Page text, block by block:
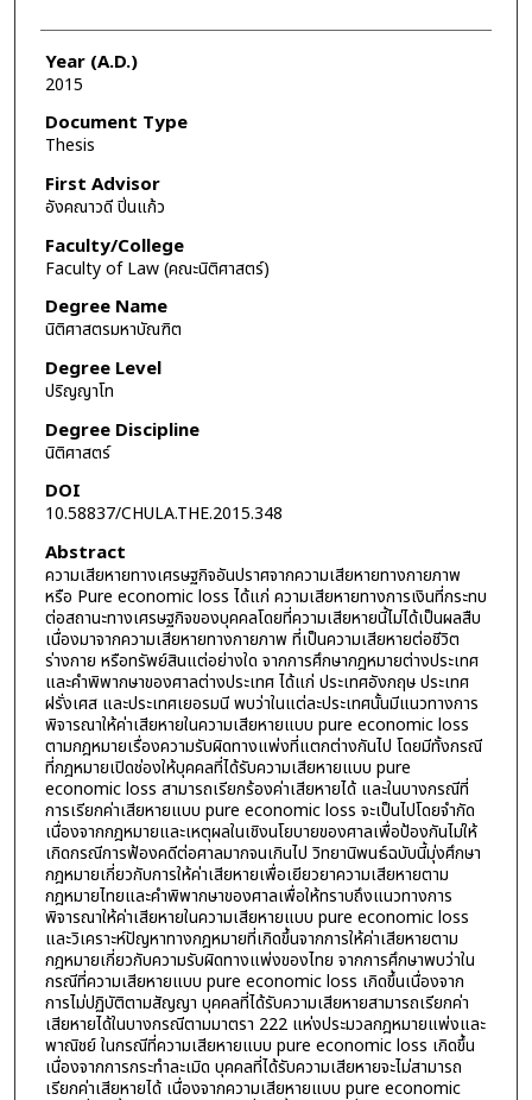
Year (A.D.)
2015
Document Type
Thesis
First Advisor
อังคณาวดี ปิ่นแก้ว
Faculty/College
Faculty of Law (คณะนิติศาสตร์)
Degree Name
นิติศาสตรมหาบัณฑิต
Degree Level
ปริญญาโท
Degree Discipline
นิติศาสตร์
DOI
10.58837/CHULA.THE.2015.348
Abstract
ความเสียหายทางเศรษฐกิจอันปราศจากความเสียหายทางกายภาพ
หรือ Pure economic loss ได้แก่ ความเสียหายทางการเงินที่กระทบ
ต่อสถานะทางเศรษฐกิจของบุคคลโดยที่ความเสียหายนี้ไม่ได้เป็นผลสืบ
เนื่องมาจากความเสียหายทางกายภาพ ที่เป็นความเสียหายต่อชีวิต
ร่างกาย หรือทรัพย์สินแต่อย่างใด จากการศึกษากฎหมายต่างประเทศ
และคำพิพากษาของศาลต่างประเทศ ได้แก่ ประเทศอังกฤษ ประเทศ
ฝรั่งเศส และประเทศเยอรมนี พบว่าในแต่ละประเทศนั้นมีแนวทางการ
พิจารณาให้ค่าเสียหายในความเสียหายแบบ pure economic loss
ตามกฎหมายเรื่องความรับผิดทางแพ่งที่แตกต่างกันไป โดยมีทั้งกรณี
ที่กฎหมายเปิดช่องให้บุคคลที่ได้รับความเสียหายแบบ pure
economic loss สามารถเรียกร้องค่าเสียหายได้ และในบางกรณีที่
การเรียกค่าเสียหายแบบ pure economic loss จะเป็นไปโดยจำกัด
เนื่องจากกฎหมายและเหตุผลในเชิงนโยบายของศาลเพื่อป้องกันไม่ให้
เกิดกรณีการฟ้องคดีต่อศาลมากจนเกินไป วิทยานิพนธ์ฉบับนี้มุ่งศึกษา
กฎหมายเกี่ยวกับการให้ค่าเสียหายเพื่อเยียวยาความเสียหายตาม
กฎหมายไทยและคำพิพากษาของศาลเพื่อให้ทราบถึงแนวทางการ
พิจารณาให้ค่าเสียหายในความเสียหายแบบ pure economic loss
และวิเคราะห์ปัญหาทางกฎหมายที่เกิดขึ้นจากการให้ค่าเสียหายตาม
กฎหมายเกี่ยวกับความรับผิดทางแพ่งของไทย จากการศึกษาพบว่าใน
กรณีที่ความเสียหายแบบ pure economic loss เกิดขึ้นเนื่องจาก
การไม่ปฏิบัติตามสัญญา บุคคลที่ได้รับความเสียหายสามารถเรียกค่า
เสียหายได้ในบางกรณีตามมาตรา 222 แห่งประมวลกฎหมายแพ่งและ
พาณิชย์ ในกรณีที่ความเสียหายแบบ pure economic loss เกิดขึ้น
เนื่องจากการกระทำละเมิด บุคคลที่ได้รับความเสียหายจะไม่สามารถ
เรียกค่าเสียหายได้ เนื่องจากความเสียหายแบบ pure economic